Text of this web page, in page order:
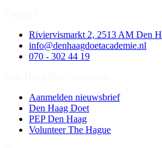
Riviervismarkt 2, 2513 AM Den
info@denhaagdoetacademie.nl
070 - 302 44 19
Aanmelden nieuwsbrief
Den Haag Doet
PEP Den Haag
Volunteer The Hague